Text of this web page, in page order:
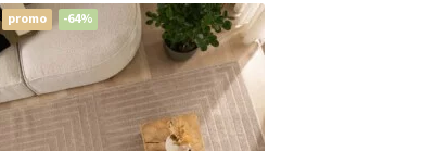
promo -64%